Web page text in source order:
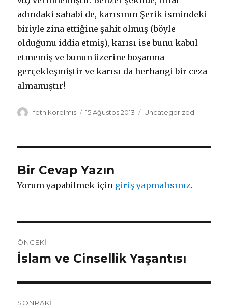
adındaki sahabi de, karısının Şerik ismindeki
biriyle zina ettiğine şahit olmuş (böyle
olduğunu iddia etmiş), karısı ise bunu kabul
etmemiş ve bunun üzerine boşanma
gerçekleşmiştir ve karısı da herhangi bir ceza
almamıştır!
Yazar
fethikorelmis
Yayın
15 Ağustos 2013 Kategoriler
Uncategorized
Bir Cevap Yazın
Yorum yapabilmek için giriş yapmalısınız.
dolaşımı
ÖNCEKI
Önceki
İslam ve Cinsellik Yaşantısı
SONRAKI